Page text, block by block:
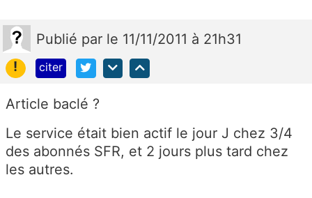
Publié par le 11/11/2011 à 21h31
!
citer
Article baclé ?
Le service était bien actif le jour J chez 3/4
des abonnés SFR, et 2 jours plus tard chez
les autres.